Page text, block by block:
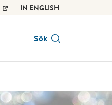
IN ENGLISH
Sök